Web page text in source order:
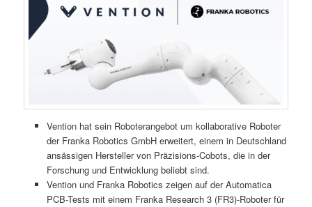
Vention hat sein Roboterangebot um kollaborative Roboter
der Franka Robotics GmbH erweitert, einem in Deutschland
ansässigen Hersteller von Präzisions-Cobots, die in der
Forschung und Entwicklung beliebt sind.
Vention und Franka Robotics zeigen auf der Automatica
PCB-Tests mit einem Franka Research 3 (FR3)-Roboter für